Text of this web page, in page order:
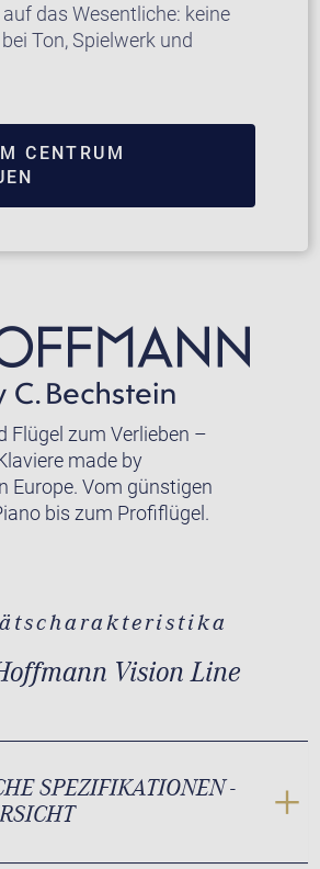
das Wesentliche: keine
Ton, Spielwerk und
CENTRUM
Flügel zum Verlieben –
made by
Europe. Vom günstigen
bis zum Profiflügel.
Vision Line
SPEZIFIKATIONEN -